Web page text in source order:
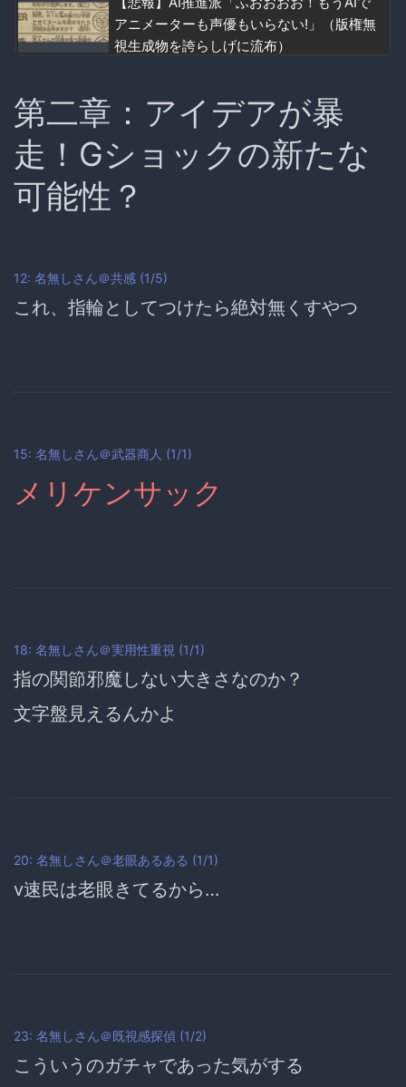
アニメーターも声優もいらない!」（版権無
視生成物を誇らしげに流布）
第二章：アイデアが暴
走！Gショックの新たな
可能性？
12: 名無しさん＠共感 (1/5)
これ、指輪としてつけたら絶対無くすやつ
15: 名無しさん＠武器商人 (1/1)
メリケンサック
18: 名無しさん＠実用性重視 (1/1)
指の関節邪魔しない大きさなのか？
文字盤見えるんかよ
20: 名無しさん＠老眼あるある (1/1)
v速民は老眼きてるから…
23: 名無しさん＠既視感探偵 (1/2)
こういうのガチャであった気がする